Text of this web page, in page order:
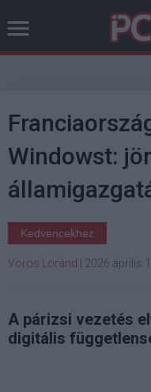
Windowst:
Kedvencekhez
Vörös Lóránd 2026 április
A párizsi vezetés
digitális